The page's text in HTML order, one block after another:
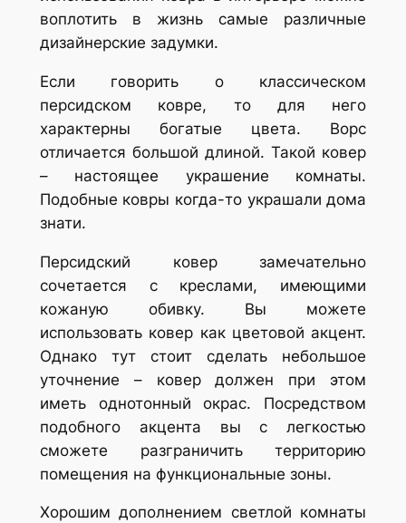
воплотить в жизнь самые различные
дизайнерские задумки.
Если говорить о классическом
персидском ковре, то для него
характерны богатые цвета. Ворс
отличается большой длиной. Такой ковер
– настоящее украшение комнаты.
Подобные ковры когда-то украшали дома
знати.
Персидский ковер замечательно
сочетается с креслами, имеющими
кожаную обивку. Вы можете
использовать ковер как цветовой акцент.
Однако тут стоит сделать небольшое
уточнение – ковер должен при этом
иметь однотонный окрас. Посредством
подобного акцента вы с легкостью
сможете разграничить территорию
помещения на функциональные зоны.
Хорошим дополнением светлой комнаты